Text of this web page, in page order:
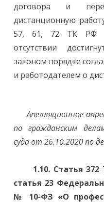
договора и
дистанционную
57, 61, 72 ТК РФ
отсутствии
законом порядке
и работодателем о
Апелляционное
по гражданским
суда от 26.10.2020 по
1.10. Статья
статья 23
№ 10-ФЗ «О